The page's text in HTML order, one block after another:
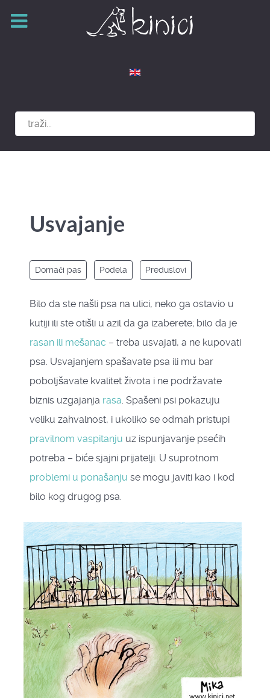
Usvajanje
Domaći pas Podela Preduslovi
Bilo da ste našli psa na ulici, neko ga ostavio u
kutiji ili ste otišli u azil da ga izaberete; bilo da je
rasan ili mešanac – treba usvajati, a ne kupovati
psa. Usvajanjem spašavate psa ili mu bar
poboljšavate kvalitet života i ne podržavate
biznis uzgajanja rasa. Spašeni psi pokazuju
veliku zahvalnost, i ukoliko se odmah pristupi
pravilnom vaspitanju uz ispunjavanje psećih
potreba – biće sjajni prijatelji. U suprotnom
problemi u ponašanju se mogu javiti kao i kod
bilo kog drugog psa.